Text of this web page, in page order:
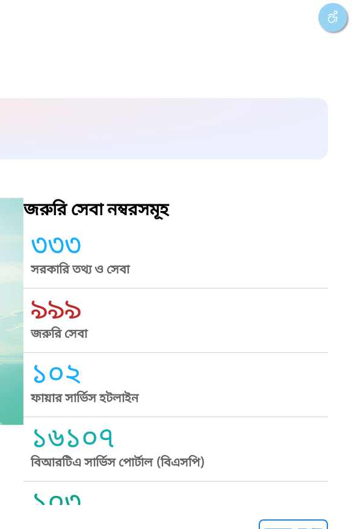
জরুরি সেবা নম্বরসমূহ
৩৩৩
সরকারি তথ্য ও সেবা
৯৯৯
জরুরি সেবা
১০২
ফায়ার সার্ভিস হটলাইন
১৬১০৭
বিআরটিএ সার্ভিস পোর্টাল (বিএসপি)
১০৩